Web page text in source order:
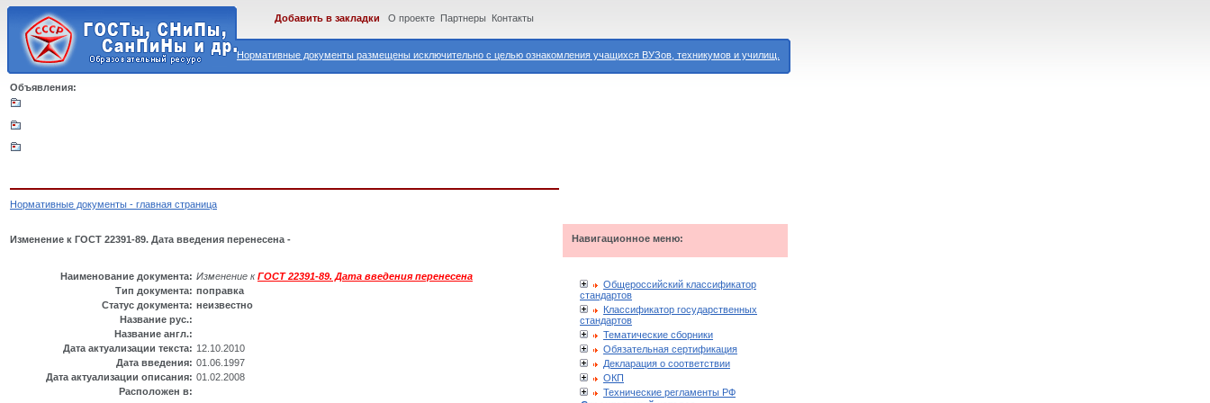
Нормативные документы размещены исключительно с целью ознакомления учащихся ВУЗов, техникумов и училищ.
Добавить в закладки О проекте Партнеры Контакты
Объявления:
Нормативные документы - главная страница
Изменение к ГОСТ 22391-89. Дата введения перенесена -
Наименование документа: Изменение кГОСТ 22391-89. Дата введения перенесена
Тип документа: поправка
Статус документа: неизвестно
Название рус.:
Название англ.:
Дата актуализации текста: 12.10.2010
Дата введения: 01.06.1997
Дата актуализации описания: 01.02.2008
Расположен в:
Навигационное меню:
Общероссийский классификатор
стандартов
Классификатор государственных
стандартов
Тематические сборники
Обязательная сертификация
Декларация о соответствии
ОКП
Технические регламенты РФ